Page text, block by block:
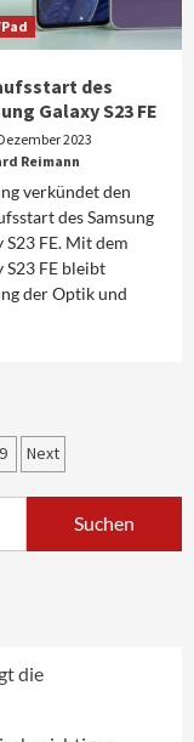
des
Galaxy S23 FE
2023
Reimann
verkündet den
des Samsung
S23 FE. Mit dem
S23 FE bleibt
der Optik und
Next
die
mehr auf
mobilen Alltag